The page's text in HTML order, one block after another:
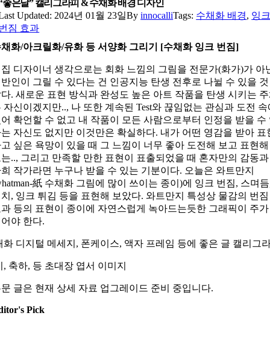
좋은날” 캘리그라피 & 수채화 배경 디자인
Updated: 2024년 01월 23일ByinnocalliTags: 수채화 배경, 잉
짐 효과
화/아크릴화/유화 등 서양화 그리기 [수채화 잉크 번짐]
디자이너 생각으로는 회화 느낌의 그림을 전문가(화가)가 아
인이 그릴 수 있다는 건 인공지능 탄생 전후로 나뉠 수 있을 것
. 새로운 표현 방식과 완성도 높은 아트 작품을 탄생 시키는
자신이겠지만.., 나 또한 계속된 Test와 끊임없는 관심과 도전 속
확언할 수 없고 내 작품이 모든 사람으로부터 인정을 받을 수
자신도 없지만 이것만은 확실하다. 내가 어떤 영감을 받아 표
싶은 욕망이 있을 때 그 느낌이 너무 좋아 도전해 보고 표현해
.., 그리고 만족할 만한 표현이 표출되었을 때 혼자만의 감동과
작가라면 누구나 받을 수 있는 기분이다. 오늘은 와트만지
紙 수채화 그림에 많이 쓰이는 종이)에 잉크 번짐, 스며
, 잉크 튀김 등을 표현해 보았다. 와트만지 특성상 물감의 번짐
등의 표현이 종이에 자연스럽게 녹아드는듯한 그래픽이 주가
야 한다.
화 디지털 메세지, 폰케이스, 액자 프레임 등에 좋은 글 캘리그
, 축하, 등 초대장 엽서 이미지
글은 현재 상세 자료 업그레이드 준비 중입니다.
Pick